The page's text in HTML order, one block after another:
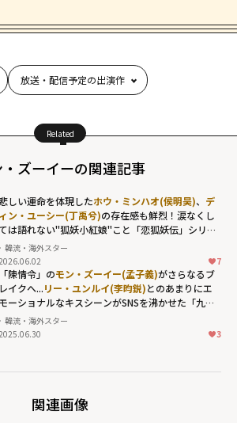
放送・配信予定の出演作
Related
・ズーイーの関連記事
しい運命を体現したホウ・ミンハオ(侯明昊)、 デ
ィン・ユーシー(丁禹兮)の存在感も鮮烈！涙なくし
は語れない"狐妖小紅娘"こと「恋狐妖伝」シリー
ズ第2章
韓流・海外スター
7
「陳情令」のモン・ズーイー(孟子義)がさらなるブ
レイクへ...リー・ユンルイ(李昀鋭)とのあまりにエ
モーショナルなキスシーンがSNSを沸かせた「九重
紫」の名場面
韓流・海外スター
3
関連画像